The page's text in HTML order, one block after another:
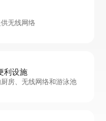
无线网络
利设施
房、无线网络和游泳池